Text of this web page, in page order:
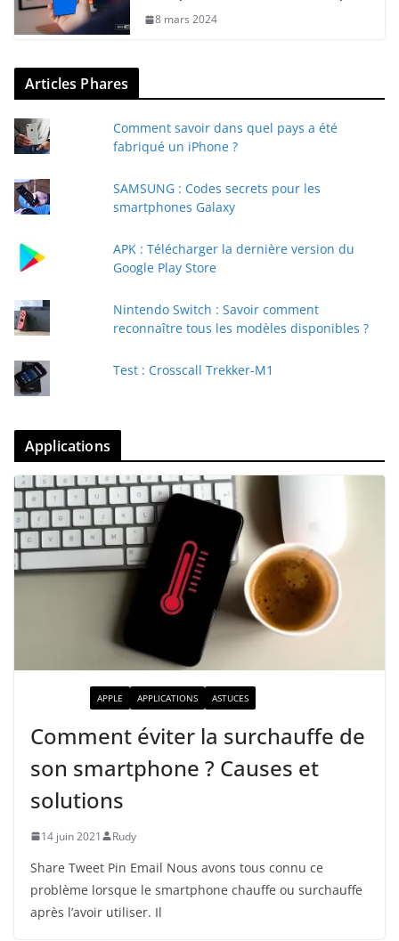
8 mars 2024
Articles Phares
Comment savoir dans quel pays a été
fabriqué un iPhone ?
SAMSUNG : Codes secrets pour les
smartphones Galaxy
APK : Télécharger la dernière version du
Google Play Store
Nintendo Switch : Savoir comment
reconnaître tous les modèles disponibles ?
Test : Crosscall Trekker-M1
Applications
APPLE APPLICATIONS ASTUCES
Comment éviter la surchauffe de
son smartphone ? Causes et
solutions
14 juin 2021 Rudy
Share Tweet Pin Email Nous avons tous connu ce
problème lorsque le smartphone chauffe ou surchauffe
après l’avoir utiliser. Il